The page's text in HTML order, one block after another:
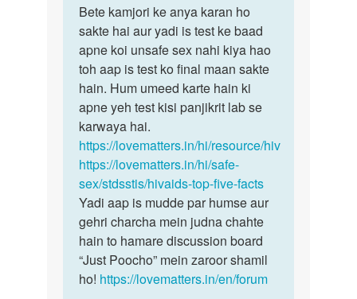
to
Sir
maine
1
saal
pehle
ek…
by
Sunny
30
yr
old
boy
Bete
kamjori
ke
anya
karan…
Bete kamjori ke anya karan ho
sakte hai aur yadi is test ke baad
apne koi unsafe sex nahi kiya hao
toh aap is test ko final maan sakte
hain. Hum umeed karte hain ki
apne yeh test kisi panjikrit lab se
karwaya hai.
https://lovematters.in/hi/resource/hiv
https://lovematters.in/hi/safe-
sex/stdsstis/hivaids-top-five-facts
Yadi aap is mudde par humse aur
gehri charcha mein judna chahte
hain to hamare discussion board
“Just Poocho” mein zaroor shamil
ho! https://lovematters.in/en/forum